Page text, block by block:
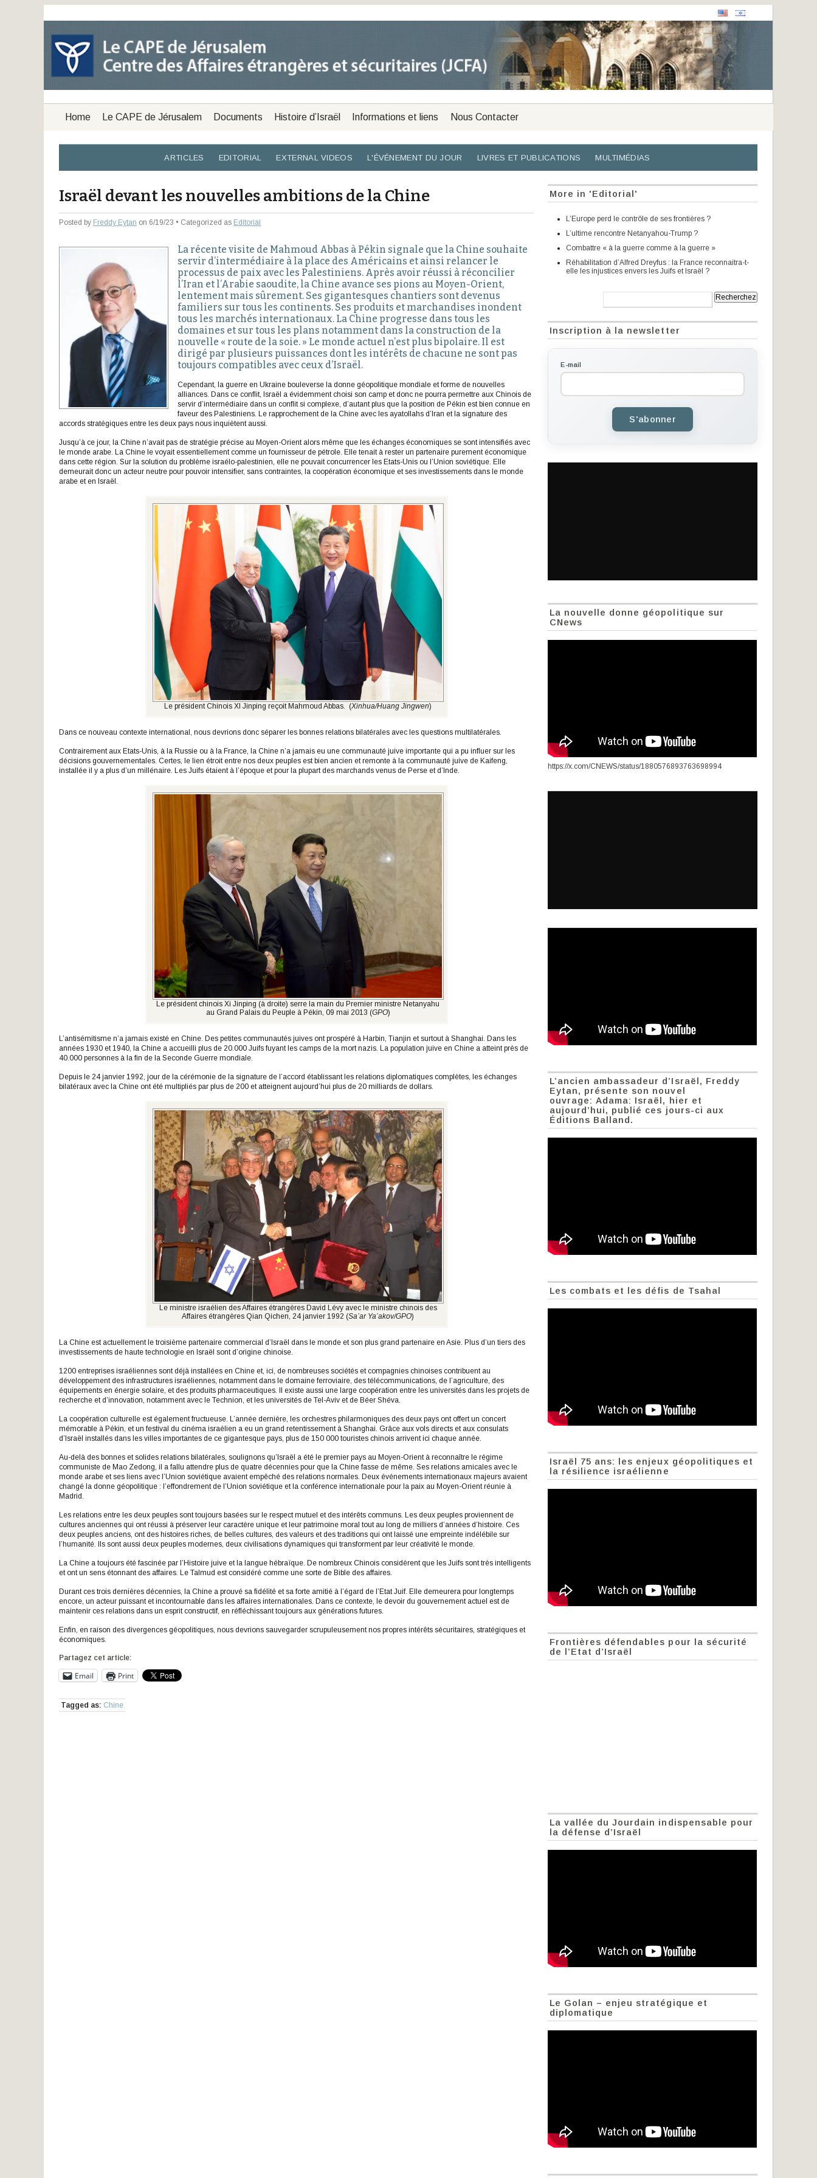
Home Le CAPE de Jérusalem Documents Histoire d’Israël Informations et liens Nous Contacter
ARTICLES EDITORIAL EXTERNAL VIDEOS L'ÉVÉNEMENT DU JOUR LIVRES ET PUBLICATIONS MULTIMÉDIAS
Israël devant les nouvelles ambitions de la Chine
Posted by Freddy Eytan on 6/19/23 • Categorized as Editorial
La récente visite de Mahmoud Abbas à Pékin signale que la Chine souhaite
servir d’intermédiaire à la place des Américains et ainsi relancer le
processus de paix avec les Palestiniens. Après avoir réussi à réconcilier
l’Iran et l’Arabie saoudite, la Chine avance ses pions au Moyen-Orient,
lentement mais sûrement. Ses gigantesques chantiers sont devenus
familiers sur tous les continents. Ses produits et marchandises inondent
tous les marchés internationaux. La Chine progresse dans tous les
domaines et sur tous les plans notamment dans la construction de la
nouvelle « route de la soie. » Le monde actuel n’est plus bipolaire. Il est
dirigé par plusieurs puissances dont les intérêts de chacune ne sont pas
toujours compatibles avec ceux d’Israël.
Cependant, la guerre en Ukraine bouleverse la donne géopolitique mondiale et forme de nouvelles
alliances. Dans ce conflit, Israël a évidemment choisi son camp et donc ne pourra permettre aux Chinois de
servir d’intermédiaire dans un conflit si complexe, d’autant plus que la position de Pékin est bien connue en
faveur des Palestiniens. Le rapprochement de la Chine avec les ayatollahs d’Iran et la signature des
accords stratégiques entre les deux pays nous inquiètent aussi.
Jusqu’à ce jour, la Chine n’avait pas de stratégie précise au Moyen-Orient alors même que les échanges économiques se sont intensifiés avec
le monde arabe. La Chine le voyait essentiellement comme un fournisseur de pétrole. Elle tenait à rester un partenaire purement économique
dans cette région. Sur la solution du problème israélo-palestinien, elle ne pouvait concurrencer les Etats-Unis ou l’Union soviétique. Elle
demeurait donc un acteur neutre pour pouvoir intensifier, sans contraintes, la coopération économique et ses investissements dans le monde
arabe et en Israël.
Le président Chinois XI Jinping reçoit Mahmoud Abbas. (Xinhua/Huang Jingwen)
Dans ce nouveau contexte international, nous devrions donc séparer les bonnes relations bilatérales avec les questions multilatérales.
Contrairement aux Etats-Unis, à la Russie ou à la France, la Chine n’a jamais eu une communauté juive importante qui a pu influer sur les
décisions gouvernementales. Certes, le lien étroit entre nos deux peuples est bien ancien et remonte à la communauté juive de Kaifeng,
installée il y a plus d’un millénaire. Les Juifs étaient à l’époque et pour la plupart des marchands venus de Perse et d’Inde.
Le président chinois Xi Jinping (à droite) serre la main du Premier ministre Netanyahu
au Grand Palais du Peuple à Pékin, 09 mai 2013 (GPO)
L’antisémitisme n’a jamais existé en Chine. Des petites communautés juives ont prospéré à Harbin, Tianjin et surtout à Shanghai. Dans les
années 1930 et 1940, la Chine a accueilli plus de 20.000 Juifs fuyant les camps de la mort nazis. La population juive en Chine a atteint près de
40.000 personnes à la fin de la Seconde Guerre mondiale.
Depuis le 24 janvier 1992, jour de la cérémonie de la signature de l’accord établissant les relations diplomatiques complètes, les échanges
bilatéraux avec la Chine ont été multipliés par plus de 200 et atteignent aujourd’hui plus de 20 milliards de dollars.
Le ministre israélien des Affaires étrangères David Lévy avec le ministre chinois des
Affaires étrangères Qian Qichen, 24 janvier 1992 (Sa’ar Ya’akov/GPO)
La Chine est actuellement le troisième partenaire commercial d’Israël dans le monde et son plus grand partenaire en Asie. Plus d’un tiers des
investissements de haute technologie en Israël sont d’origine chinoise.
1200 entreprises israéliennes sont déjà installées en Chine et, ici, de nombreuses sociétés et compagnies chinoises contribuent au
développement des infrastructures israéliennes, notamment dans le domaine ferroviaire, des télécommunications, de l’agriculture, des
équipements en énergie solaire, et des produits pharmaceutiques. Il existe aussi une large coopération entre les universités dans les projets de
recherche et d’innovation, notamment avec le Technion, et les universités de Tel-Aviv et de Béer Shéva.
La coopération culturelle est également fructueuse. L’année dernière, les orchestres philarmoniques des deux pays ont offert un concert
mémorable à Pékin, et un festival du cinéma israélien a eu un grand retentissement à Shanghai. Grâce aux vols directs et aux consulats
d’Israël installés dans les villes importantes de ce gigantesque pays, plus de 150 000 touristes chinois arrivent ici chaque année.
Au-delà des bonnes et solides relations bilatérales, soulignons qu’Israël a été le premier pays au Moyen-Orient à reconnaître le régime
communiste de Mao Zedong, il a fallu attendre plus de quatre décennies pour que la Chine fasse de même. Ses relations amicales avec le
monde arabe et ses liens avec l’Union soviétique avaient empêché des relations normales. Deux événements internationaux majeurs avaient
changé la donne géopolitique : l’effondrement de l’Union soviétique et la conférence internationale pour la paix au Moyen-Orient réunie à
Madrid.
Les relations entre les deux peuples sont toujours basées sur le respect mutuel et des intérêts communs. Les deux peuples proviennent de
cultures anciennes qui ont réussi à préserver leur caractère unique et leur patrimoine moral tout au long de milliers d’années d’histoire. Ces
deux peuples anciens, ont des histoires riches, de belles cultures, des valeurs et des traditions qui ont laissé une empreinte indélébile sur
l’humanité. Ils sont aussi deux peuples modernes, deux civilisations dynamiques qui transforment par leur créativité le monde.
La Chine a toujours été fascinée par l’Histoire juive et la langue hébraïque. De nombreux Chinois considèrent que les Juifs sont très intelligents
et ont un sens étonnant des affaires. Le Talmud est considéré comme une sorte de Bible des affaires.
Durant ces trois dernières décennies, la Chine a prouvé sa fidélité et sa forte amitié à l’égard de l’Etat Juif. Elle demeurera pour longtemps
encore, un acteur puissant et incontournable dans les affaires internationales. Dans ce contexte, le devoir du gouvernement actuel est de
maintenir ces relations dans un esprit constructif, en réfléchissant toujours aux générations futures.
Enfin, en raison des divergences géopolitiques, nous devrions sauvegarder scrupuleusement nos propres intérêts sécuritaires, stratégiques et
économiques.
Partagez cet article:
Email Print
Tagged as: Chine
More in 'Editorial'
L’Europe perd le contrôle de ses frontières ?
L’ultime rencontre Netanyahou-Trump ?
Combattre « à la guerre comme à la guerre »
Réhabilitation d’Alfred Dreyfus : la France reconnaitra-t-
elle les injustices envers les Juifs et Israël ?
Inscription à la newsletter
E-mail
S'abonner
La nouvelle donne géopolitique sur
CNews
https://x.com/CNEWS/status/1880576893763698994
L’ancien ambassadeur d’Israël, Freddy
Eytan, présente son nouvel
ouvrage: Adama: Israël, hier et
aujourd’hui, publié ces jours-ci aux
Éditions Balland.
Les combats et les défis de Tsahal
Israël 75 ans: les enjeux géopolitiques et
la résilience israélienne
Frontières défendables pour la sécurité
de l’Etat d’Israël
La vallée du Jourdain indispensable pour
la défense d’Israël
Le Golan – enjeu stratégique et
diplomatique